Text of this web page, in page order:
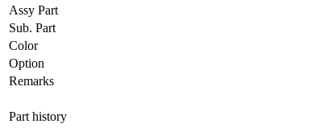
Assy Part
Sub. Part
Color
Option
Remarks
Part history